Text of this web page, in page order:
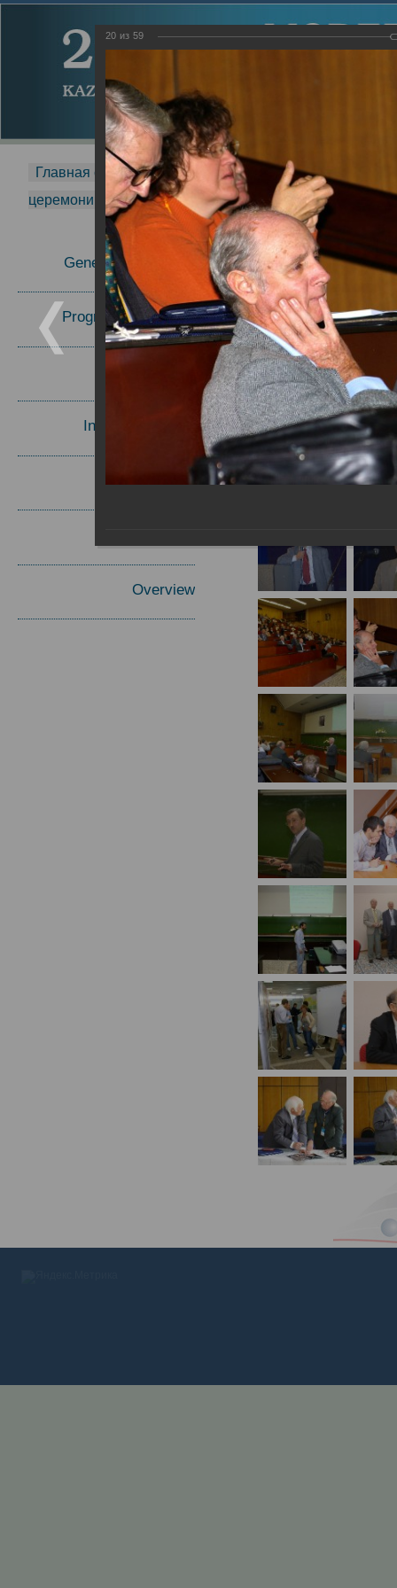
Главная страница MDMR - 2014
Международная
церемонии вручения премии Zavoisky Award -
General Information
Program Committee
Invited Speakers
Overview
Report
2007 г.
20 из 59